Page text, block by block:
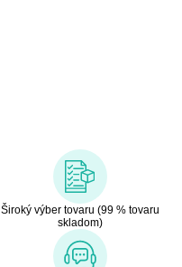
Široký výber tovaru (99 % tovaru
skladom)